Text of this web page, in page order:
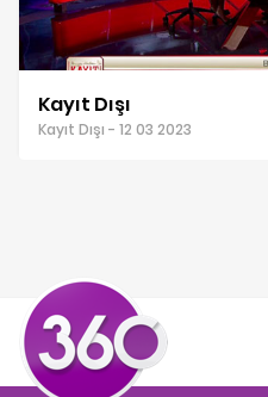
Kayıt Dışı
Kayıt Dışı - 12 03 2023